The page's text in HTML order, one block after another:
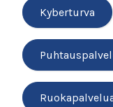
Kyberturva